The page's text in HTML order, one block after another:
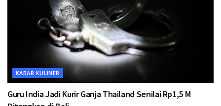
KABAR KULINER
Guru India Jadi Kurir Ganja Thailand Senilai Rp1,5 M